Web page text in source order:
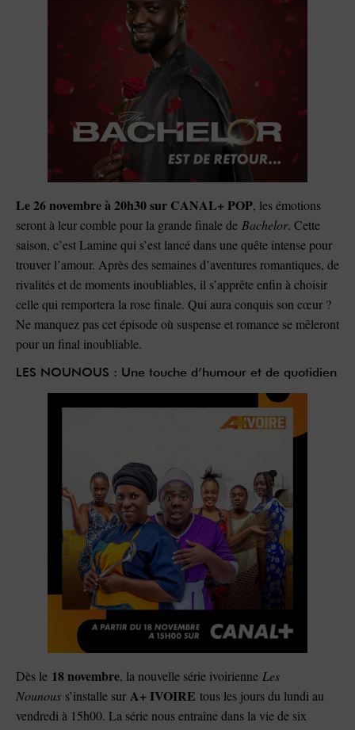
Le 26 novembre à 20h30 sur CANAL+ POP, les émotions
seront à leur comble pour la grande finale de Bachelor. Cette
saison, c’est Lamine qui s’est lancé dans une quête intense pour
trouver l’amour. Après des semaines d’aventures romantiques, de
rivalités et de moments inoubliables, il s’apprête enfin à choisir
celle qui remportera la rose finale. Qui aura conquis son cœur ?
Ne manquez pas cet épisode où suspense et romance se mêleront
pour un final inoubliable.
LES NOUNOUS : Une touche d’humour et de quotidien
Dès le 18 novembre, la nouvelle série ivoirienne Les
Nounous s’installe sur A+ IVOIRE tous les jours du lundi au
vendredi à 15h00. La série nous entraîne dans la vie de six